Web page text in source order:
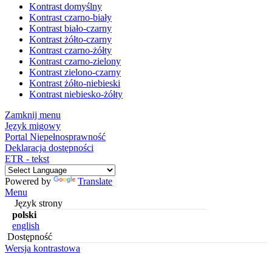
Kontrast domyślny
Kontrast czarno-biały
Kontrast biało-czarny
Kontrast żółto-czarny
Kontrast czarno-żółty
Kontrast czarno-zielony
Kontrast zielono-czarny
Kontrast żółto-niebieski
Kontrast niebiesko-żółty
Zamknij menu
Język migowy
Portal Niepełnosprawność
Deklaracja dostępności
ETR - tekst
Powered by
Translate
Menu
Język strony
polski
english
Dostępność
Wersja kontrastowa